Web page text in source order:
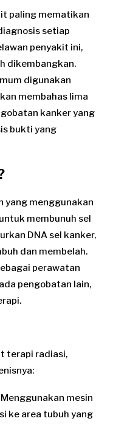
paling mematikan
setiap
penyakit ini,
dikembangkan.
digunakan
membahas lima
kanker yang
bukti yang
yang menggunakan
membunuh sel
DNA sel kanker,
dan membelah.
perawatan
pengobatan lain,
terapi radiasi,
Menggunakan mesin
ke area tubuh yang